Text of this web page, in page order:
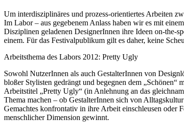
Um interdisziplinäres und prozess-orientiertes Arbeiten
Im Labor – aus gegebenem Anlass haben wir es mit
Disziplinen geladenen DesignerInnen ihre Ideen on-the-
einem. Für das Festivalpublikum gilt es daher, keine
Arbeitsthema des Labors 2012: Pretty Ugly
Sowohl NutzerInnen als auch GestalterInnen von
bloßer Stylisten gedrängt und begegnen dem
Arbeitstitel „Pretty Ugly“ (in Anlehnung an das
Thema machen – ob GestalterInnen sich von
Gemachtes konfrontativ in ihre Arbeit einschleusen oder
menschlicher Dimension gewinnt.